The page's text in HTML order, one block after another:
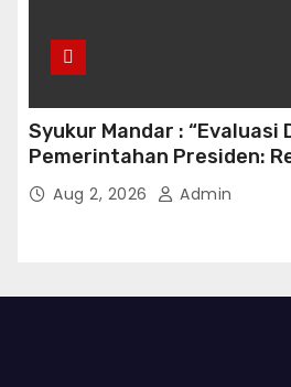
Syukur Mandar : “Evaluasi
Pemerintahan Presiden:
Efisiensi Kabinet Gemuk”
Aug 2, 2026 Admin